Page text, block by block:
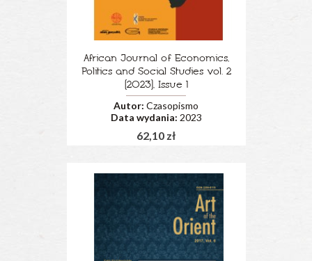
African Journal of Economics,
Politics and Social Studies vol. 2
(2023), Issue 1
Autor: Czasopismo
Data wydania: 2023
62,10 zł